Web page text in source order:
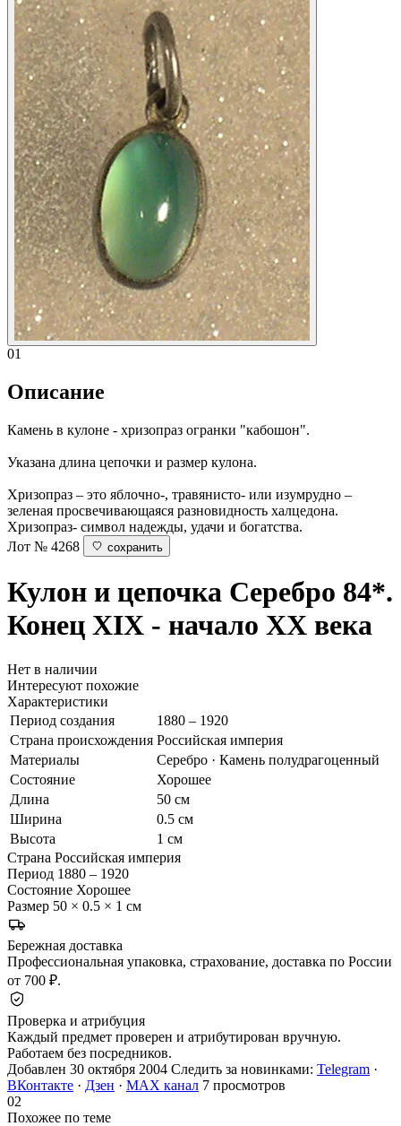
01
Описание
Камень в кулоне - хризопраз огранки "кабошон".
Указана длина цепочки и размер кулона.
Хризопраз – это яблочно-, травянисто- или изумрудно –
зеленая просвечивающаяся разновидность халцедона.
Хризопраз- символ надежды, удачи и богатства.
Лот № 4268
сохранить
Кулон и цепочка Серебро 84*.
Конец XIX - начало ХХ века
Нет в наличии
Интересуют похожие
Характеристики
Период создания
1880 – 1920
Страна происхождения Российская империя
Материалы
Серебро · Камень полудрагоценный
Состояние
Хорошее
Длина
50 см
Ширина
0.5 см
Высота
1 см
Страна Российская империя
Период 1880 – 1920
Состояние Хорошее
Размер 50 × 0.5 × 1 см
Бережная доставка
Профессиональная упаковка, страхование, доставка по России
от 700 ₽.
Проверка и атрибуция
Каждый предмет проверен и атрибутирован вручную.
Работаем без посредников.
Добавлен 30 октября 2004 Следить за новинками: Telegram ·
ВКонтакте · Дзен · MAX канал 7 просмотров
02
Похожее по теме